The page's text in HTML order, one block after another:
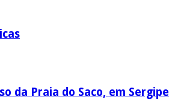
da Praia do Saco, em Sergipe